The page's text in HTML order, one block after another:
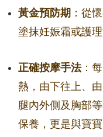
黃金預防期 ：從
塗抹妊娠霜或護理
正確按摩手法：
熱，由下往上、
腿內外側及胸部
保養，更是與寶